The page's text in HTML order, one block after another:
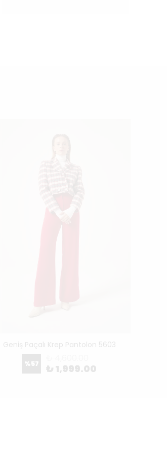
Geniş Paçalı Krep Pantolon 5603
%57 ₺ 1,999.00